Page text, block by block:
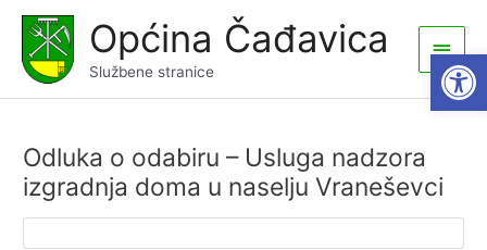
content
Općina Čađavica
Službene stranice
Main
Menu
Odluka o odabiru – Usluga nadzora
izgradnja doma u naselju Vraneševci